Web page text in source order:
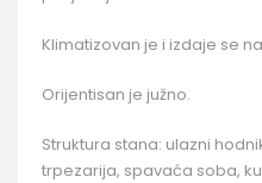
Klimatizovan je i izdaje se
Orijentisan je južno.
Struktura stana: ulazni
trpezarija, spavaća soba,